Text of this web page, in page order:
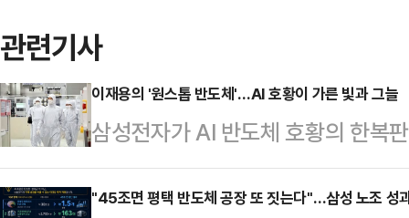
관련기사
이재용의 '원스톱 반도체'…AI 호황이 가른 빛과 그늘
삼성전자가 AI 반도체 호황의 한복
다. 이재용 회장이 7년간 공들여온
입는 동시에, 그 성과를 어떻게 나
"45조면 평택 반도체 공장 또 짓는다"…삼성 노조 성